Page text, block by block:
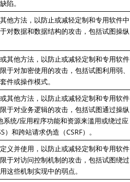
陷。
他方法，以防止或减轻定制和专用软件中
对数据和数据结构的攻击，包括试图操纵
其他方法，以防止或减轻定制和专用软件
于对加密使用的攻击，包括试图利用弱、
件或操作模式。
其他方法，以防止或减轻定制和专用软件
于对业务逻辑的攻击，包括试图通过操纵
统/应用程序功能和资源来滥用或绕过应
和跨站请求伪造（CSRF）。
义并使用，以防止或减轻定制和专用软件
于对访问控制机制的攻击，包括试图绕过
这些机制实现中的弱点。